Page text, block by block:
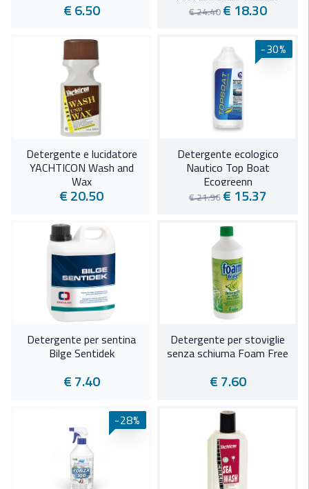
€ 6.50
Thunder 3 in 1
€ 24.40€ 18.30
Detergente e lucidatore
YACHTICON Wash and
Wax
€ 20.50
Detergente ecologico
Nautico Top Boat
Ecogreenn
€ 21.96€ 15.37
-30%
Detergente per sentina
Bilge Sentidek
€ 7.40
Detergente per stoviglie
senza schiuma Foam Free
€ 7.60
-28%